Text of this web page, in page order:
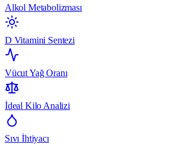
Alkol Metabolizması
D Vitamini Sentezi
Vücut Yağ Oranı
İdeal Kilo Analizi
Sıvı İhtiyacı